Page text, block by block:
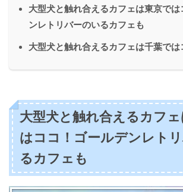
大型犬と触れ合えるカフェは東京で
ンレトリバーのいるカフェも
大型犬と触れ合えるカフェは千葉では
大型犬と触れ合えるカフ
はココ！ゴールデンレト
るカフェも